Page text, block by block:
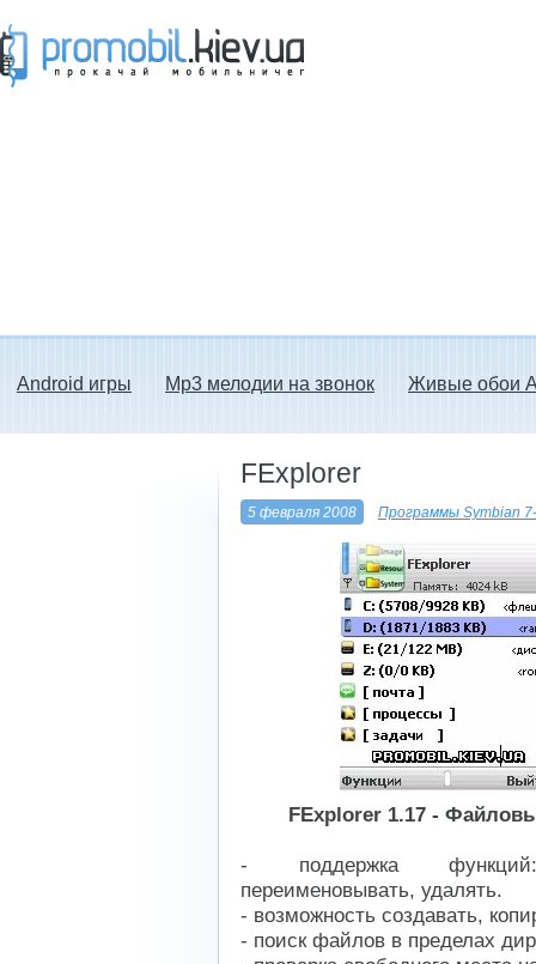
Android игры Mp3 мелодии на звонок Живые обои
FExplorer
5 февраля 2008 Программы Symbian
FExplorer 1.17 -
- поддержка
переименовывать, удалять.
- возможность создавать,
- поиск файлов в пределах